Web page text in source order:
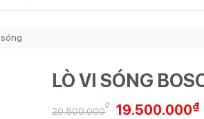
LÒ VI SÓNG
20.500.000
₫
Giá
19.500.000₫